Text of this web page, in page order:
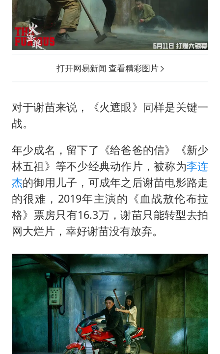
打开网易新闻 查看精彩图片
对于谢苗来说，《火遮眼》同样是关键一
战。
年少成名，留下了《给爸爸的信》《新少
林五祖》等不少经典动作片，被称为李连
杰的御用儿子，可成年之后谢苗电影路走
的很难，2019年主演的《血战敖伦布拉
格》票房只有16.3万，谢苗只能转型去拍
网大烂片，幸好谢苗没有放弃。